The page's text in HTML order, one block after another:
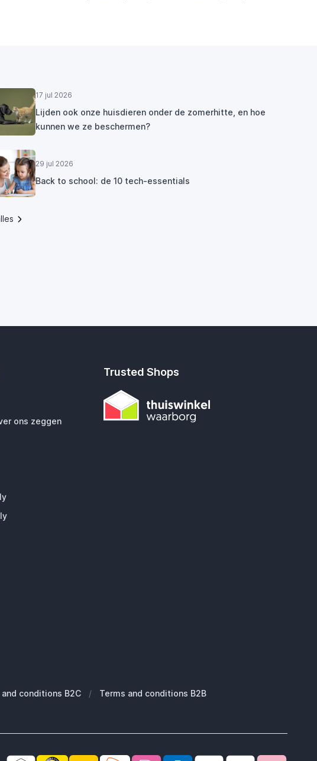
17 jul 2026
Lijden ook onze huisdieren onder de zomerhitte, en hoe
kunnen we ze beschermen?
29 jul 2026
Back to school: de 10 tech-essentials
ons zeggen
Trusted Shops
and conditions B2C / Terms and conditions B2B